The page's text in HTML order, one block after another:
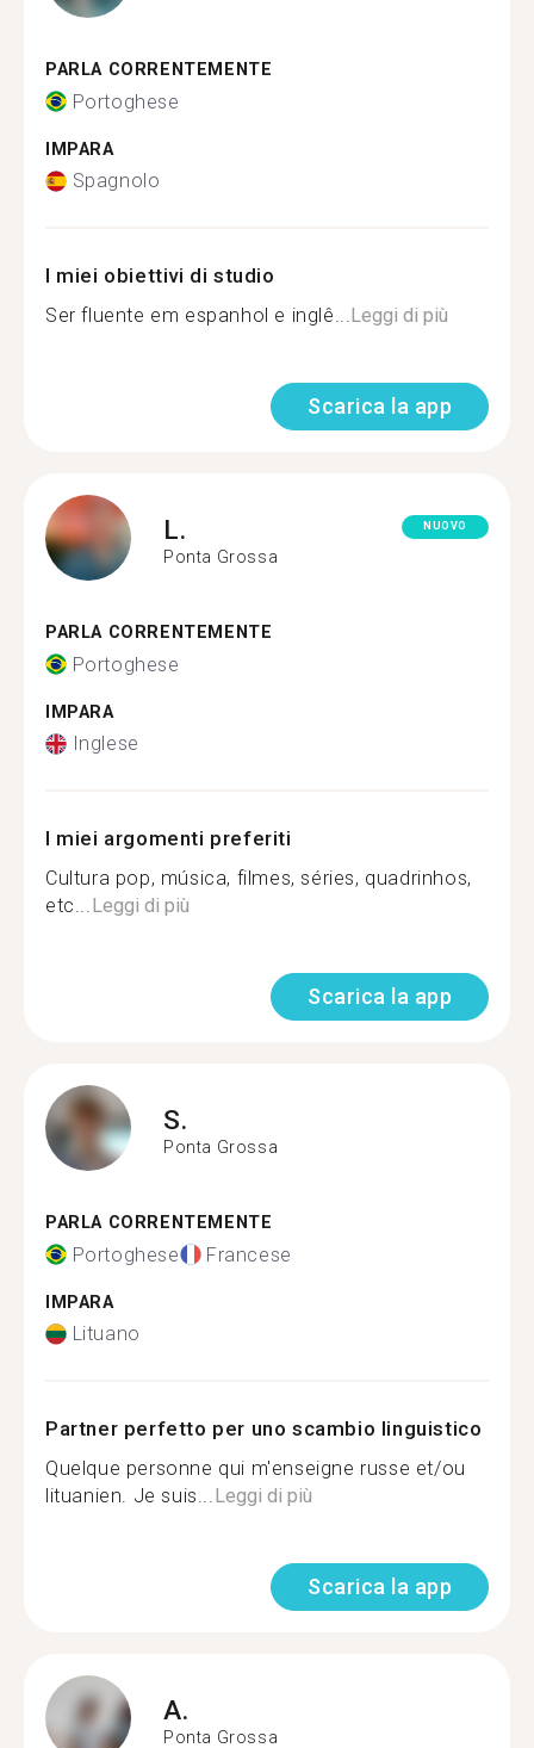
PARLA CORRENTEMENTE
Portoghese
IMPARA
Spagnolo
I miei obiettivi di studio
Ser fluente em espanhol e inglê...Leggi di più
Scarica la app
L.
Ponta Grossa
NUOVO
PARLA CORRENTEMENTE
Portoghese
IMPARA
Inglese
I miei argomenti preferiti
Cultura pop, música, filmes, séries, quadrinhos,
etc...Leggi di più
Scarica la app
S.
Ponta Grossa
PARLA CORRENTEMENTE
Portoghese Francese
IMPARA
Lituano
Partner perfetto per uno scambio linguistico
Quelque personne qui m'enseigne russe et/ou
lituanien. Je suis...Leggi di più
Scarica la app
A.
Ponta Grossa